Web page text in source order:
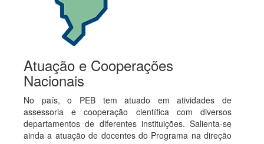
Atuação e Cooperações
Nacionais
No país, o PEB tem atuado em atividades de
assessoria e cooperação científica com diversos
departamentos de diferentes instituições. Salienta-se
ainda a atuação de docentes do Programa na direção